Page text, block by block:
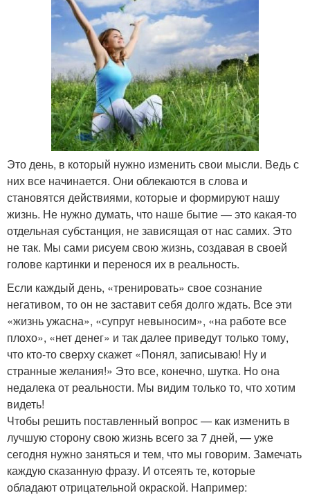
Это день, в который нужно изменить свои мысли. Ведь с
них все начинается. Они облекаются в слова и
становятся действиями, которые и формируют нашу
жизнь. Не нужно думать, что наше бытие — это какая-то
отдельная субстанция, не зависящая от нас самих. Это
не так. Мы сами рисуем свою жизнь, создавая в своей
голове картинки и перенося их в реальность.
Если каждый день, «тренировать» свое сознание
негативом, то он не заставит себя долго ждать. Все эти
«жизнь ужасна», «супруг невыносим», «на работе все
плохо», «нет денег» и так далее приведут только тому,
что кто-то сверху скажет «Понял, записываю! Ну и
странные желания!» Это все, конечно, шутка. Но она
недалека от реальности. Мы видим только то, что хотим
видеть!
Чтобы решить поставленный вопрос — как изменить в
лучшую сторону свою жизнь всего за 7 дней, — уже
сегодня нужно заняться и тем, что мы говорим. Замечать
каждую сказанную фразу. И отсеять те, которые
обладают отрицательной окраской. Например: